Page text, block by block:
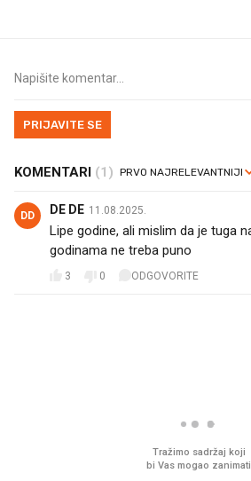
PRIJAVITE SE
KOMENTARI (1)
DD DE DE 11.08.2025.
Lipe godine, ali mislim da je tuga
godinama ne treba puno
3 0 ODGOVORITE